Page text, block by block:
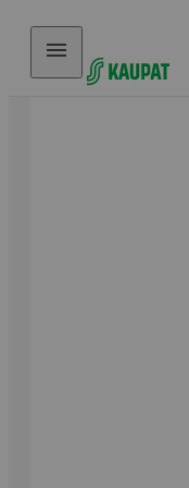
Hyppää sisältöön